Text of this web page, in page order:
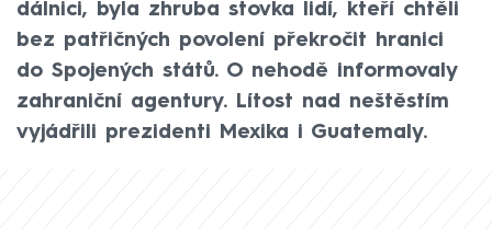
dálnici, byla zhruba stovka lidí, kteří chtěli
bez patřičných povolení překročit hranici
do Spojených států. O nehodě informovaly
zahraniční agentury. Lítost nad neštěstím
vyjádřili prezidenti Mexika i Guatemaly.